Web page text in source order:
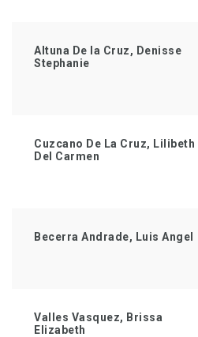
Altuna De la Cruz, Denisse
Stephanie
Cuzcano De La Cruz, Lilibeth
Del Carmen
Becerra Andrade, Luis Angel
Valles Vasquez, Brissa
Elizabeth